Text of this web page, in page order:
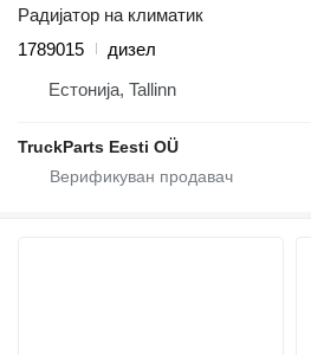
Радијатор на климатик
1789015
дизел
Естонија, Tallinn
TruckParts Eesti OÜ